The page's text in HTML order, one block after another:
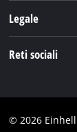
Chi siamo
Einhell prodotti
Legale
Comformità
Reti sociali
Linkedin
© 2026